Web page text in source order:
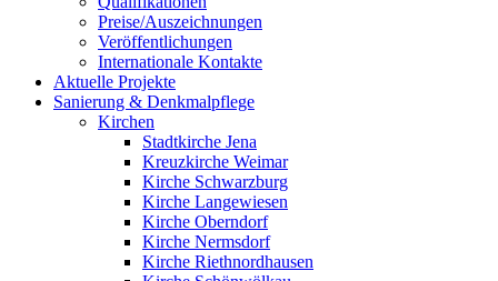
Preise/Auszeichnungen
Veröffentlichungen
Internationale Kontakte
Aktuelle Projekte
Sanierung & Denkmalpflege
Kirchen
Stadtkirche Jena
Kreuzkirche Weimar
Kirche Schwarzburg
Kirche Langewiesen
Kirche Oberndorf
Kirche Nermsdorf
Kirche Riethnordhausen